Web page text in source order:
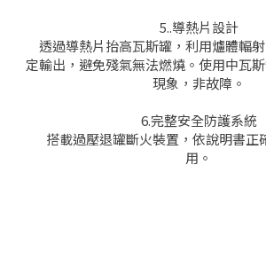
5..導熱片設計
透過導熱片抬高瓦斯罐，利用爐體輻
定輸出，避免殘氣無法燃燒。使用中瓦
現象，非故障。
6.完整安全防護系統
搭載過壓退罐斷火裝置，依說明書正
用。